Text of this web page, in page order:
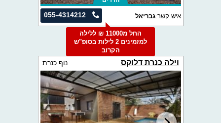
055-4314212 איש קשר:גבריאל
החל מ11000 ₪ ללילה
למזמינים 2 לילות בסופ"ש
הקרוב
וילה כנרת דלוקס נוף כנרת